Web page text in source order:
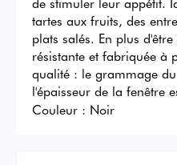
tartes aux fruits, des
plats salés. En plus
résistante et fabriquée à
qualité : le grammage
l'épaisseur de la fenêtre
Couleur : Noir